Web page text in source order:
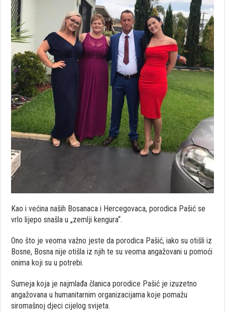
Kao i većina naših Bosanaca i Hercegovaca, porodica Pašić se
vrlo lijepo snašla u „zemlji kengura“.
Ono što je veoma važno jeste da porodica Pašić, iako su otišli iz
Bosne, Bosna nije otišla iz njih te su veoma angažovani u pomoći
onima koji su u potrebi.
Sumeja koja je najmlađa članica porodice Pašić je izuzetno
angažovana u humanitarnim organizacijama koje pomažu
siromašnoj djeci cijelog svijeta.